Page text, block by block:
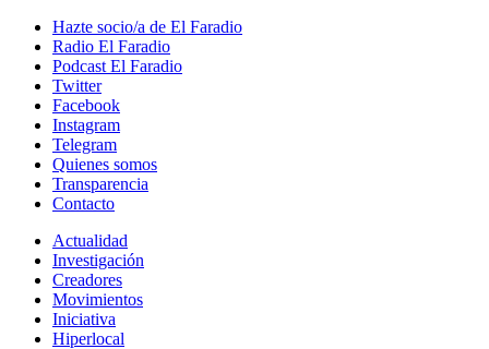
Hazte socio/a de El Faradio
Radio El Faradio
Podcast El Faradio
Twitter
Facebook
Instagram
Telegram
Quienes somos
Transparencia
Contacto
Actualidad
Investigación
Creadores
Movimientos
Iniciativa
Hiperlocal